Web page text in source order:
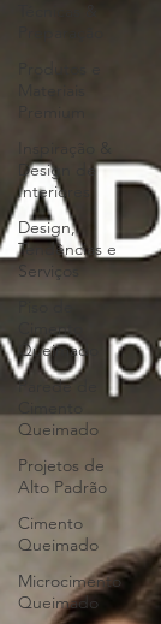
Design de
Interiores
Design,
Tendências e
Serviços
Cimento
Queimado
Parede de
Queimado
Projetos de
Alto Padrão
Cimento
Queimado
Microcimento
Queimado